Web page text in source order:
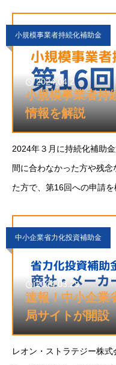
公開 概要中小企業省力化
小規模事業者持続化補助金
2024.04.2
小規模事業者持
情報を解説
2024年３月に持続化補助
間に合わなかった方や残
た方で、第16回への申請
中小企業省力化投資補助金
2024.03.29
速報！中小企業
局サイトが開設
レオン・ストラテジー株